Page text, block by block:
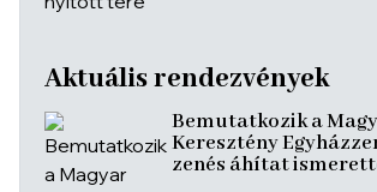
Aktuális rendezvények
Bemutatkozik a
Keresztény
zenés áhítat